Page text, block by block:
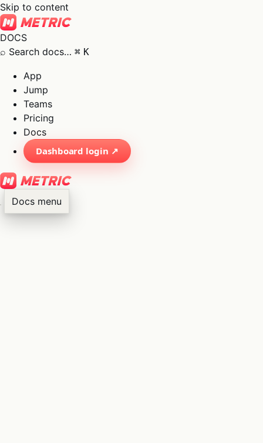
Skip to content
DOCS
⌕ Search docs… ⌘ K
App
Jump
Teams
Pricing
Docs
Dashboard login ↗
Docs menu